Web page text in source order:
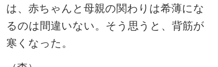
は、赤ちゃんと母親の関わりは希薄にな
るのは間違いない。そう思うと、背筋が
寒くなった。